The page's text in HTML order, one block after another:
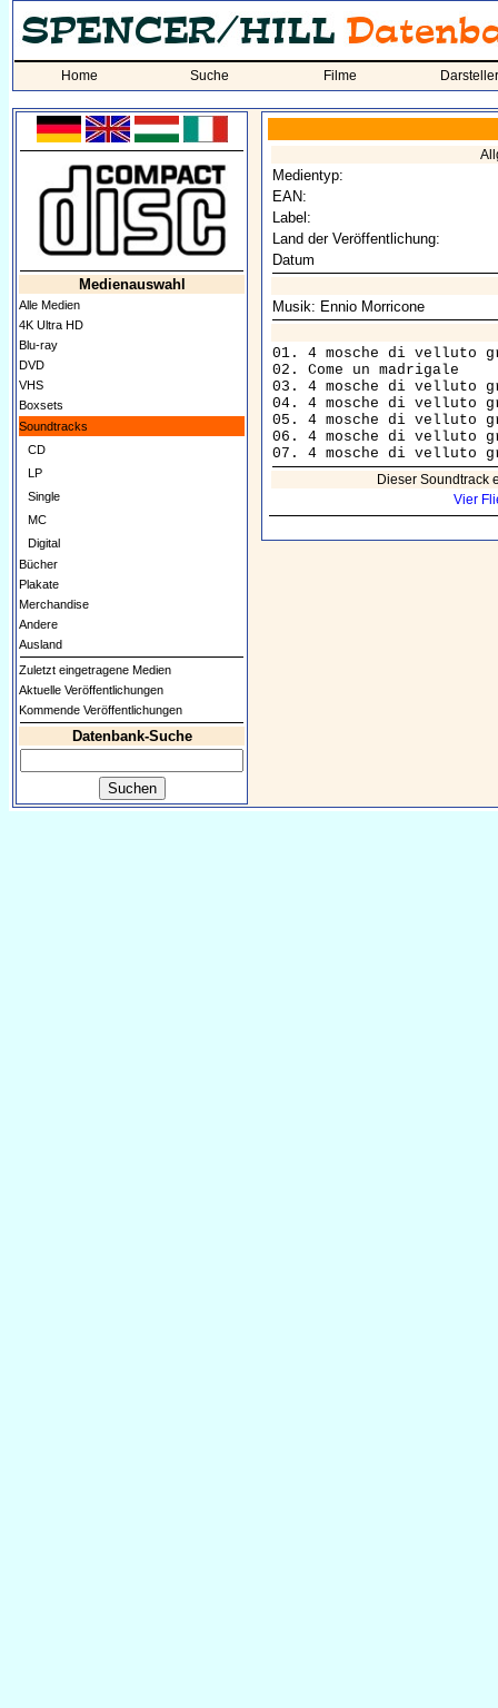
Home Suche Filme Darsteller
Medienauswahl
Alle Medien
4K Ultra HD
Blu-ray
DVD
VHS
Boxsets
Soundtracks
CD
LP
Single
MC
Digital
Bücher
Plakate
Merchandise
Andere
Ausland
Zuletzt eingetragene Medien
Aktuelle Veröffentlichungen
Kommende Veröffentlichungen
Datenbank-Suche
Medientyp:
EAN:
Label:
Land der Veröffentlichung:
Datum
Musik: Ennio Morricone
01. 4 mosche di velluto grigio
02. Come un madrigale 				        03:36
03. 4 mosche di velluto grigio
04. 4 mosche di velluto grigio
05. 4 mosche di velluto grigio
06. 4 mosche di velluto grigio
Dieser Soundtrack
Vier